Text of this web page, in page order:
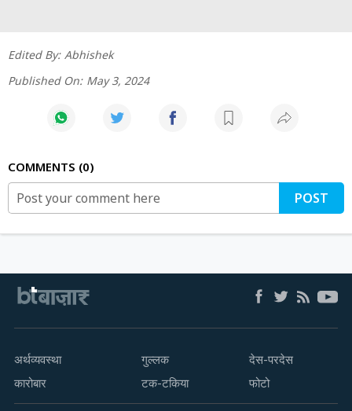
Edited By: Abhishek
Published On: May 3, 2024
COMMENTS 0
POST
अर्थव्यवस्था
कारोबार
गुल्लक
टक-टकिया
देस-परदेस
फोटो